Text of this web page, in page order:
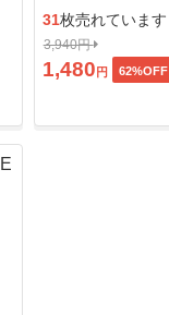
31枚売れています
3,940円
1,480 円 62%OFF